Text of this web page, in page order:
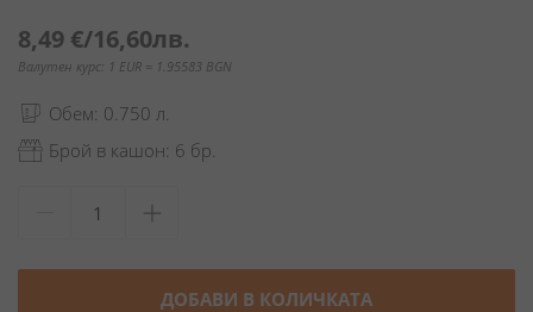
8,49 €/16,60лв.
Валутен курс: 1 EUR = 1.95583 BGN
Обем: 0.750 л.
Брой в кашон: 6 бр.
ДОБАВИ В КОЛИЧКАТА